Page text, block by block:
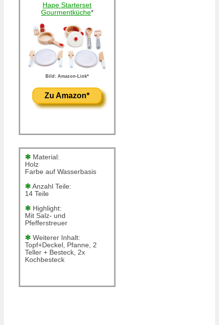
Hape Starterset
Gourmentküche*
Bild: Amazon-Link*
Zu Amazon*
✻ Material:
Holz
Farbe auf Wasserbasis
✻Anzahl Teile:
14 Teile
✻ Highlight:
Mit Salz- und
Pfefferstreuer
✻ Weiterer Inhalt:
Topf+Deckel, Pfanne, 2
Teller + Besteck, 2x
Kochbesteck